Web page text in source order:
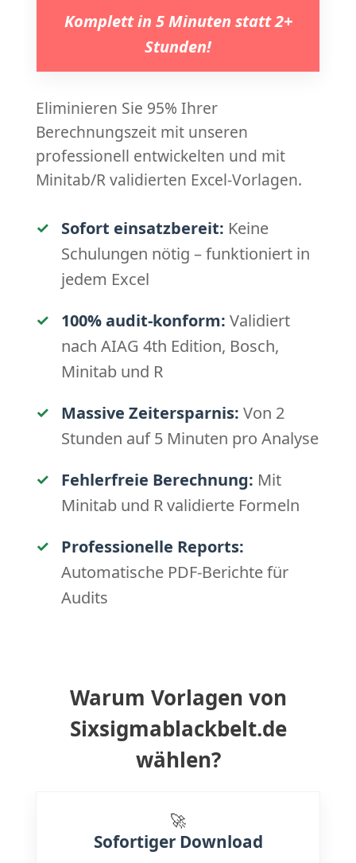
Eliminieren Sie 95% Ihrer
Berechnungszeit mit unseren
professionell entwickelten und mit
Minitab/R validierten Excel-Vorlagen.
✓ Sofort einsatzbereit: Keine
Schulungen nötig – funktioniert in
jedem Excel
✓
100% audit-konform: Validiert
nach AIAG 4th Edition, Bosch,
Minitab und R
✓
Massive Zeitersparnis: Von 2
Stunden auf 5 Minuten pro Analyse
✓
Fehlerfreie Berechnung: Mit
Minitab und R validierte Formeln
✓
Professionelle Reports:
Automatische PDF-Berichte für
Audits
Komplett in 5 Minuten statt 2+
Stunden!
Warum Vorlagen von
Sixsigmablackbelt.de
wählen?
🚀
Sofortiger Download